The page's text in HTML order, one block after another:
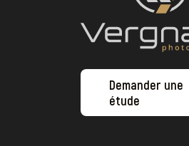
Demander une
étude